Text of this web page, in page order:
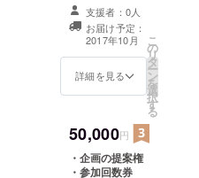
支援者：0人
お届け予定：
2017年10月
詳細を見る
こ
の
リ
タ
ー
ン
を
選
択
す
る
50,000円
・企画の提案権
・参加回数券